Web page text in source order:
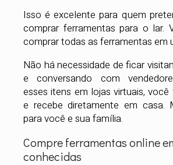
Isso é excelente para quem
comprar ferramentas para o lar.
comprar todas as ferramentas em
Não há necessidade de ficar
e conversando com
esses itens em lojas virtuais,
e recebe diretamente em casa.
para você e sua família.
Compre ferramentas online
conhecidas